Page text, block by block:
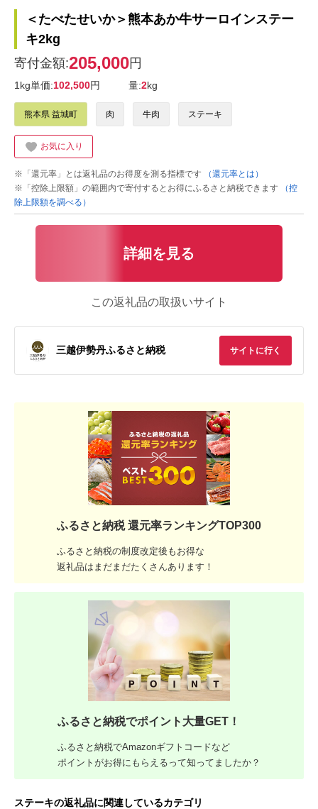
＜たべたせいか＞熊本あか牛サーロインステー
キ2kg
寄付金額:205,000円
1kg単価:102,500円 量:2kg
熊本県 益城町 肉 牛肉 ステーキ
お気に入り
※「還元率」とは返礼品のお得度を測る指標です
（還元率とは）
※「控除上限額」の範囲内で寄付するとお得にふるさと納税できます
（控
除上限額を調べる）
詳細を見る
この返礼品の取扱いサイト
三越伊勢丹ふるさと納税 サイトに行く
ふるさと納税 還元率ランキングTOP300
ふるさと納税の制度改定後もお得な
返礼品はまだまだたくさんあります！
ふるさと納税でポイント大量GET！
ふるさと納税でAmazonギフトコードなど
ポイントがお得にもらえるって知ってましたか？
ステーキの返礼品に関連しているカテゴリ